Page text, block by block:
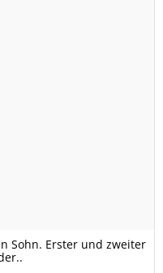
Sohn. Erster und zweiter